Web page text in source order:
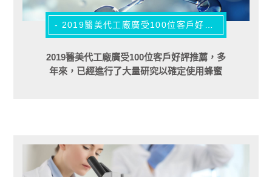
2019醫美代工廠廣受100位客戶好評推薦，多
年來，已經進行了大量研究以確定使用蜂蜜